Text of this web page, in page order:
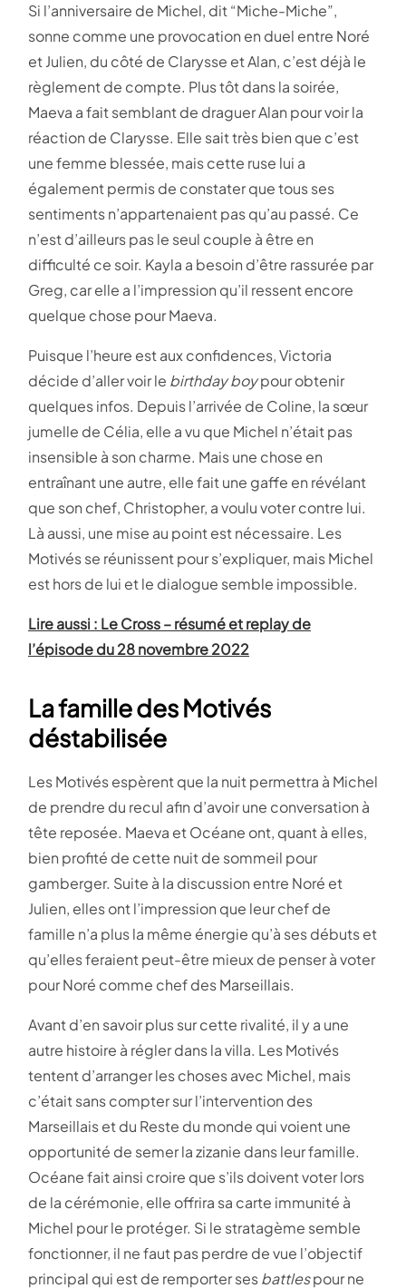
Si l’anniversaire de Michel, dit “Miche-Miche”,
sonne comme une provocation en duel entre Noré
et Julien, du côté de Clarysse et Alan, c’est déjà le
règlement de compte. Plus tôt dans la soirée,
Maeva a fait semblant de draguer Alan pour voir la
réaction de Clarysse. Elle sait très bien que c’est
une femme blessée, mais cette ruse lui a
également permis de constater que tous ses
sentiments n’appartenaient pas qu’au passé. Ce
n’est d’ailleurs pas le seul couple à être en
difficulté ce soir. Kayla a besoin d’être rassurée par
Greg, car elle a l’impression qu’il ressent encore
quelque chose pour Maeva.
Puisque l’heure est aux confidences, Victoria
décide d’aller voir le birthday boypour obtenir
quelques infos. Depuis l’arrivée de Coline, la sœur
jumelle de Célia, elle a vu que Michel n’était pas
insensible à son charme. Mais une chose en
entraînant une autre, elle fait une gaffe en révélant
que son chef, Christopher, a voulu voter contre lui.
Là aussi, une mise au point est nécessaire. Les
Motivés se réunissent pour s’expliquer, mais Michel
est hors de lui et le dialogue semble impossible.
Lire aussi : Le Cross – résumé et replay de
l’épisode du 28 novembre 2022
La famille des Motivés
déstabilisée
Les Motivés espèrent que la nuit permettra à Michel
de prendre du recul afin d’avoir une conversation à
tête reposée. Maeva et Océane ont, quant à elles,
bien profité de cette nuit de sommeil pour
gamberger. Suite à la discussion entre Noré et
Julien, elles ont l’impression que leur chef de
famille n’a plus la même énergie qu’à ses débuts et
qu’elles feraient peut-être mieux de penser à voter
pour Noré comme chef des Marseillais.
Avant d’en savoir plus sur cette rivalité, il y a une
autre histoire à régler dans la villa. Les Motivés
tentent d’arranger les choses avec Michel, mais
c’était sans compter sur l’intervention des
Marseillais et du Reste du monde qui voient une
opportunité de semer la zizanie dans leur famille.
Océane fait ainsi croire que s’ils doivent voter lors
de la cérémonie, elle offrira sa carte immunité à
Michel pour le protéger. Si le stratagème semble
fonctionner, il ne faut pas perdre de vue l’objectif
principal qui est de remporter sesbattlespour ne